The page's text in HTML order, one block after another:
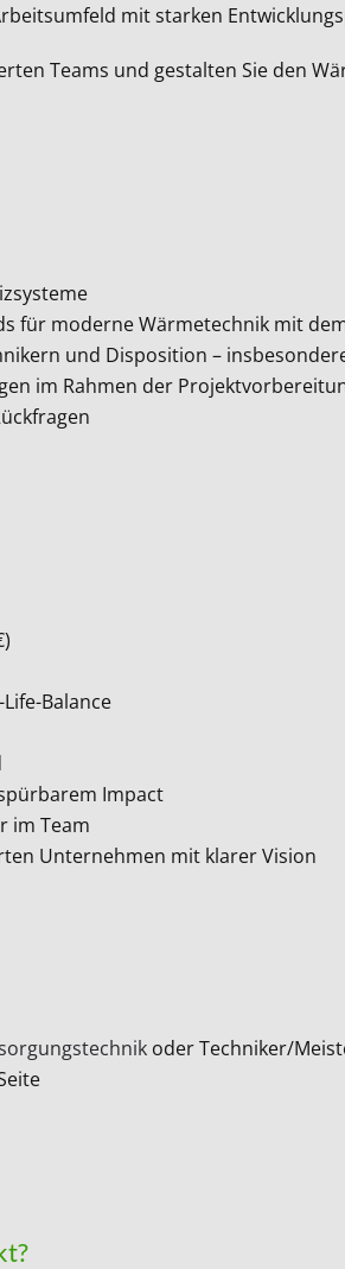
mit starken
Teams und gestalten Sie den
für moderne Wärmetechnik mit
und Disposition –
im Rahmen der
Balance
Impact
im Team
Unternehmen mit klarer Vision
oder Techniker/